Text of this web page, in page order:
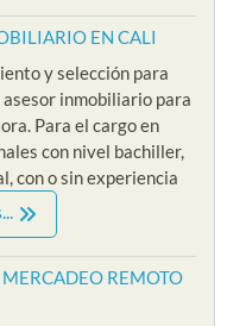
EN CALI
y selección para
inmobiliario para
Para el cargo en
con nivel bachiller,
con o sin experiencia
REMOTO